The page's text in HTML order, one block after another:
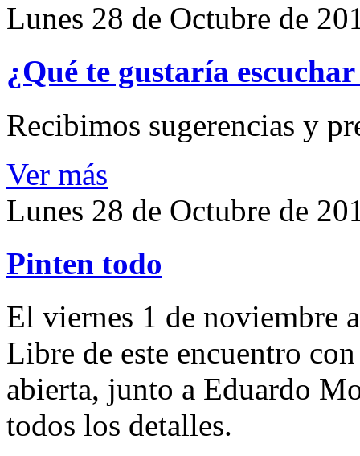
Lunes 28 de Octubre de
¿Qué te gustaría
Recibimos sugerencias y
Ver más
Lunes 28 de Octubre de
Pinten todo
El viernes 1 de noviembre
Libre de este encuentro
abierta, junto a Eduardo
todos los detalles.